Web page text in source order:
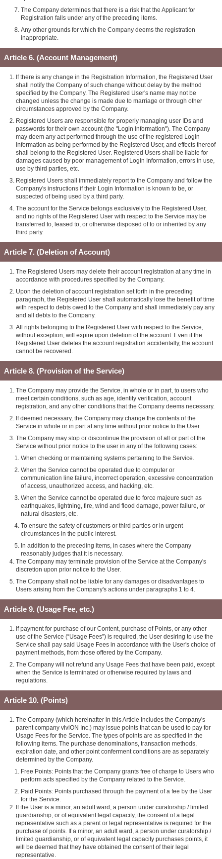
The Company determines that there is a risk that the Applicant for
Registration falls under any of the preceding items.
Any other grounds for which the Company deems the registration
inappropriate.
Article 6. (Account Management)
If there is any change in the Registration Information, the Registered User
shall notify the Company of such change without delay by the method
specified by the Company. The Registered User's name may not be
changed unless the change is made due to marriage or through other
circumstances approved by the Company.
Registered Users are responsible for properly managing user IDs and
passwords for their own account (the "Login Information"). The Company
may deem any act performed through the use of the registered Login
Information as being performed by the Registered User, and effects thereof
shall belong to the Registered User. Registered Users shall be liable for
damages caused by poor management of Login Information, errors in use,
use by third parties, etc.
Registered Users shall immediately report to the Company and follow the
Company's instructions if their Login Information is known to be, or
suspected of being used by a third party.
The account for the Service belongs exclusively to the Registered User,
and no rights of the Registered User with respect to the Service may be
transferred to, leased to, or otherwise disposed of to or inherited by any
third party.
Article 7. (Deletion of Account)
The Registered Users may delete their account registration at any time in
accordance with procedures specified by the Company.
Upon the deletion of account registration set forth in the preceding
paragraph, the Registered User shall automatically lose the benefit of time
with respect to debts owed to the Company and shall immediately pay any
and all debts to the Company.
All rights belonging to the Registered User with respect to the Service,
without exception, will expire upon deletion of the account. Even if the
Registered User deletes the account registration accidentally, the account
cannot be recovered.
Article 8. (Provision of the Service)
The Company may provide the Service, in whole or in part, to users who
meet certain conditions, such as age, identity verification, account
registration, and any other conditions that the Company deems necessary.
If deemed necessary, the Company may change the contents of the
Service in whole or in part at any time without prior notice to the User.
The Company may stop or discontinue the provision of all or part of the
Service without prior notice to the user in any of the following cases:
When checking or maintaining systems pertaining to the Service.
When the Service cannot be operated due to computer or
communication line failure, incorrect operation, excessive concentration
of access, unauthorized access, and hacking, etc.
When the Service cannot be operated due to force majeure such as
earthquakes, lightning, fire, wind and flood damage, power failure, or
natural disasters, etc.
To ensure the safety of customers or third parties or in urgent
circumstances in the public interest.
In addition to the preceding items, in cases where the Company
reasonably judges that it is necessary.
The Company may terminate provision of the Service at the Company's
discretion upon prior notice to the User.
The Company shall not be liable for any damages or disadvantages to
Users arising from the Company's actions under paragraphs 1 to 4.
Article 9. (Usage Fee, etc.)
If payment for purchase of our Content, purchase of Points, or any other
use of the Service (“Usage Fees”) is required, the User desiring to use the
Service shall pay said Usage Fees in accordance with the User's choice of
payment methods, from those offered by the Company.
The Company will not refund any Usage Fees that have been paid, except
when the Service is terminated or otherwise required by laws and
regulations.
Article 10. (Points)
The Company (which hereinafter in this Article includes the Company's
parent company viviON Inc.) may issue points that can be used to pay for
Usage Fees for the Service. The types of points are as specified in the
following items. The purchase denominations, transaction methods,
expiration date, and other point conferment conditions are as separately
determined by the Company.
Free Points: Points that the Company grants free of charge to Users who
perform acts specified by the Company related to the Service.
Paid Points: Points purchased through the payment of a fee by the User
for the Service.
If the User is a minor, an adult ward, a person under curatorship / limited
guardianship, or of equivalent legal capacity, the consent of a legal
representative such as a parent or legal representative is required for the
purchase of points. If a minor, an adult ward, a person under curatorship /
limited guardianship, or of equivalent legal capacity purchases points, it
will be deemed that they have obtained the consent of their legal
representative.